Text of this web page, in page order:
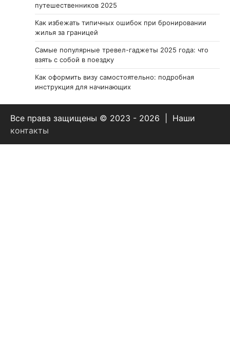
путешественников 2025
Как избежать типичных ошибок при бронировании
жилья за границей
Самые популярные тревел-гаджеты 2025 года: что
взять с собой в поездку
Как оформить визу самостоятельно: подробная
инструкция для начинающих
Все права защищены © 2023 - 2026 | Наши
контакты